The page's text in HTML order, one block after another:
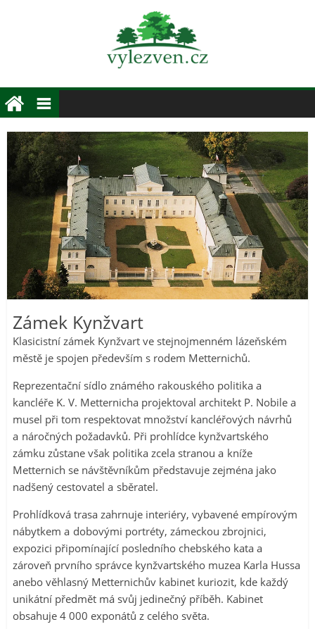
Zámek Kynžvart
Klasicistní zámek Kynžvart ve stejnojmenném lázeňském
městě je spojen především s rodem Metternichů.
Reprezentační sídlo známého rakouského politika a
kancléře K. V. Metternicha projektoval architekt P. Nobile a
musel při tom respektovat množství kancléřových návrhů
a náročných požadavků. Při prohlídce kynžvartského
zámku zůstane však politika zcela stranou a kníže
Metternich se návštěvníkům představuje zejména jako
nadšený cestovatel a sběratel.
Prohlídková trasa zahrnuje interiéry, vybavené empírovým
nábytkem a dobovými portréty, zámeckou zbrojnici,
expozici připomínající posledního chebského kata a
zároveň prvního správce kynžvartského muzea Karla Hussa
anebo věhlasný Metternichův kabinet kuriozit, kde každý
unikátní předmět má svůj jedinečný příběh. Kabinet
obsahuje 4 000 exponátů z celého světa.